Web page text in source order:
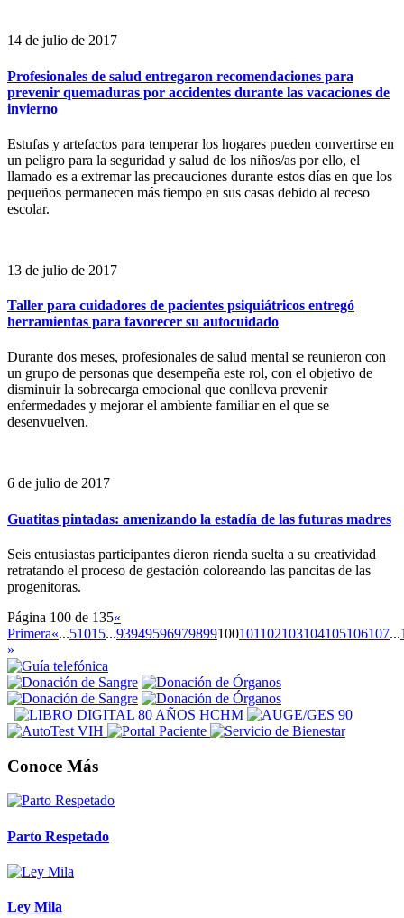
14 de julio de 2017
Profesionales de salud entregaron recomendaciones para
prevenir quemaduras por accidentes durante las vacaciones de
invierno
Estufas y artefactos para temperar los hogares pueden convertirse en
un peligro para la seguridad y salud de los niños/as por ello, el
llamado es a extremar las precauciones durante estos días en que los
pequeños permanecen más tiempo en sus casas debido al receso
escolar.
13 de julio de 2017
Taller para cuidadores de pacientes psiquiátricos entregó
herramientas para favorecer su autocuidado
Durante dos meses, profesionales de salud mental se reunieron con
un grupo de personas que desempeña este rol, con el objetivo de
disminuir la sobrecarga emocional que conlleva prevenir
enfermedades y mejorar el ambiente familiar en el que se
desenvuelven.
6 de julio de 2017
Guatitas pintadas: amenizando la estadía de las futuras madres
Seis entusiastas participantes dieron rienda suelta a su creatividad
retratando el proceso de gestación coloreando las pancitas de las
progenitoras.
Página 100 de 135«
Primera«...51015...93949596979899100101102103104105106107...
»
Conoce Más
Parto Respetado
Ley Mila